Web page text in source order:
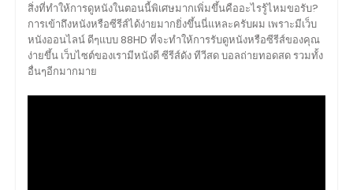
สิ่งที่ทำให้การดูหนังในตอนนี้พิเศษมากเพิ่มขึ้นคืออะไรรู้ไหมขอรับ?
การเข้าถึงหนังหรือซีรีส์ได้ง่ายมากยิ่งขึ้นนี่แหละครับผม เพราะมีเว็บ
หนังออนไลน์ ดีๆแบบ 88HD ที่จะทำให้การรับดูหนังหรือซีรีส์ของคุณ
ง่ายขึ้น เว็บไซต์ของเรามีหนังดี ซีรีส์ดัง ทีวีสด บอลถ่ายทอดสด รวมทั้ง
อื่นๆอีกมากมาย